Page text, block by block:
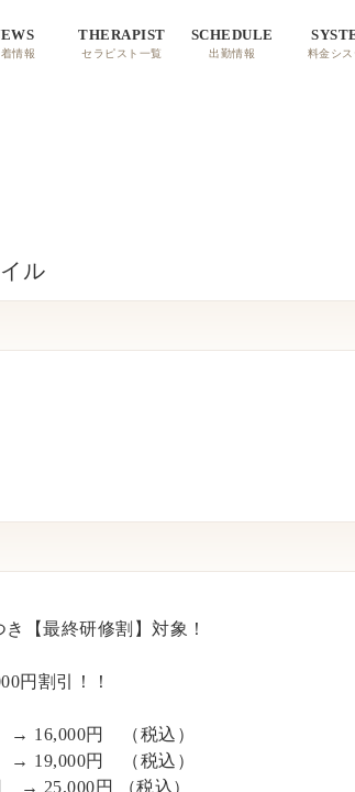
情報
THERAPIST
セラピスト一覧
SCHEDULE
出勤情報 料金シス
ル
【最終研修割】対象！
円割引！！
→ 16,000円 （税込）
→ 19,000円 （税込）
→ 25,000円 （税込）